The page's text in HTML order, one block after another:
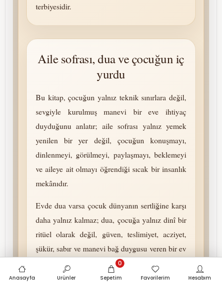
terbiyesidir.
Aile sofrası, dua ve çocuğun iç
yurdu
Bu kitap, çocuğun yalnız teknik sınırlara değil,
sevgiyle kurulmuş manevi bir eve ihtiyaç
duyduğunu anlatır; aile sofrası yalnız yemek
yenilen bir yer değil, çocuğun konuşmayı,
dinlenmeyi, görülmeyi, paylaşmayı, beklemeyi
ve aileye ait olmayı öğrendiği sıcak bir insanlık
mekânıdır.
Evde dua varsa çocuk dünyanın sertliğine karşı
daha yalnız kalmaz; dua, çocuğa yalnız dinî bir
ritüel olarak değil, güven, teslimiyet, acziyet,
şükür, sabır ve manevi bağ duygusu veren bir ev
iklimi olarak sunulur.
Anasayfa Ürünler Sepetim
0
Favorilerim Hesabım